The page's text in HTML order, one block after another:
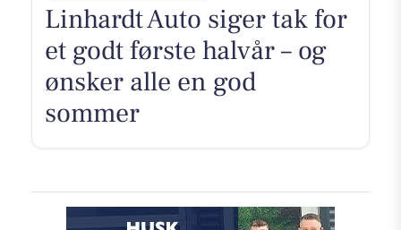
Linhardt Auto siger tak for
et godt første halvår – og
ønsker alle en god
sommer